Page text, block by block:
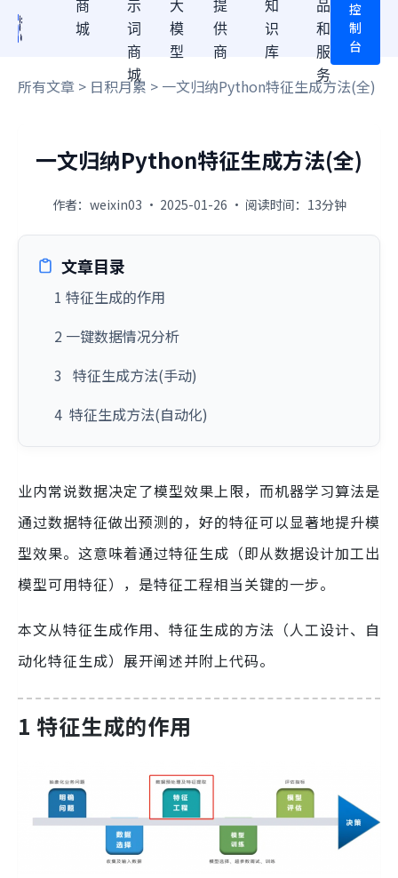
商
城
示
词
商
城
大
模
型
提
供
商
知
识
库
品
和
服
务
控
制
台
所有文章 > 日积月累 > 一文归纳Python特征生成方法(全)
一文归纳Python特征生成方法(全)
作者：weixin03 · 2025-01-26 · 阅读时间：13分钟
文章目录
1 特征生成的作用
2 一键数据情况分析
3 特征生成方法(手动)
4 特征生成方法(自动化)
业内常说数据决定了模型效果上限，而机器学习算法是
通过数据特征做出预测的，好的特征可以显著地提升模
型效果。这意味着通过特征生成（即从数据设计加工出
模型可用特征），是特征工程相当关键的一步。
本文从特征生成作用、特征生成的方法（人工设计、自
动化特征生成）展开阐述并附上代码。
1 特征生成的作用